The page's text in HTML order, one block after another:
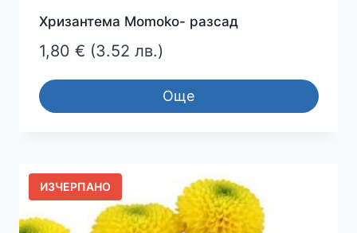
Хризантема Momoko- разсад
1,80 € (3.52 лв.)
Още
ИЗЧЕРПАНО